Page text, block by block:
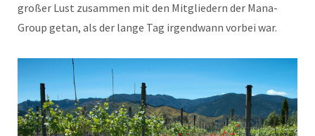
großer Lust zusammen mit den Mitgliedern der Mana-
Group getan, als der lange Tag irgendwann vorbei war.